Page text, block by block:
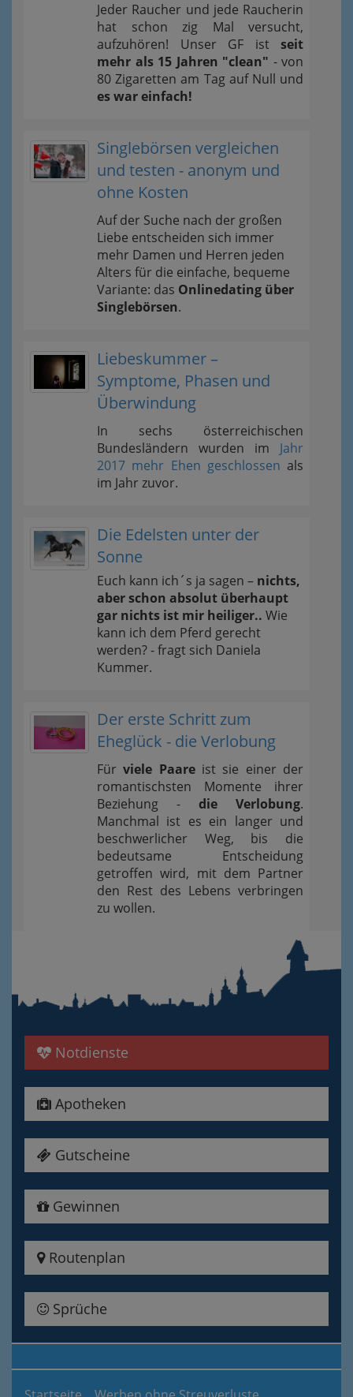
Jeder Raucher und jede Raucherin
hat schon zig Mal versucht,
aufzuhören! Unser GF ist seit
mehr als 15 Jahren "clean" - von
80 Zigaretten am Tag auf Null und
es war einfach!
Singlebörsen vergleichen
und testen - anonym und
ohne Kosten
Auf der Suche nach der großen
Liebe entscheiden sich immer
mehr Damen und Herren jeden
Alters für die einfache, bequeme
Variante: das Onlinedating über
Singlebörsen.
Liebeskummer –
Symptome, Phasen und
Überwindung
In sechs österreichischen
Bundesländern wurden im Jahr
2017 mehr Ehen geschlossen als
im Jahr zuvor.
Die Edelsten unter der
Sonne
Euch kann ich´s ja sagen – nichts,
aber schon absolut überhaupt
gar nichts ist mir heiliger.. Wie
kann ich dem Pferd gerecht
werden? - fragt sich Daniela
Kummer.
Der erste Schritt zum
Eheglück - die Verlobung
Fürviele Paareist sie einer der
romantischsten Momente ihrer
Beziehung - die Verlobung.
Manchmal ist es ein langer und
beschwerlicher Weg, bis die
bedeutsame Entscheidung
getroffen wird, mit dem Partner
den Rest des Lebens verbringen
zu wollen.
Notdienste
Apotheken
Gutscheine
Gewinnen
Routenplan
Sprüche